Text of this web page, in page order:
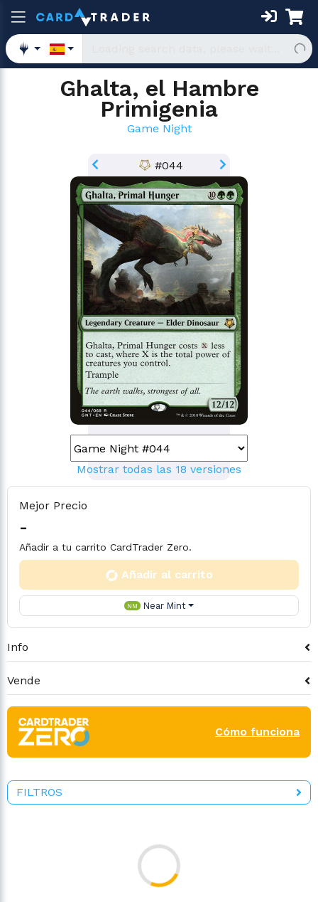
Ghalta, el Hambre
Primigenia
Game Night
#044
Mostrar todas las 18 versiones
Mejor Precio
-
Añadir a tu carrito CardTrader Zero.
Añadir al carrito
NM Near Mint
Info
Vende
Cómo funciona
FILTROS